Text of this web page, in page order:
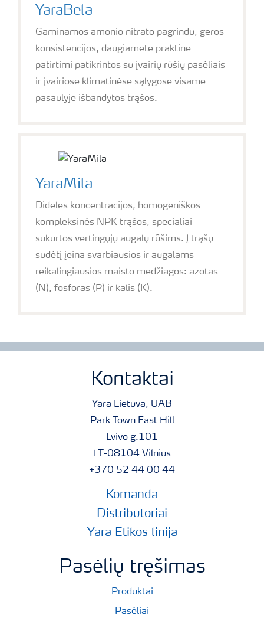
YaraBela
Gaminamos amonio nitrato pagrindu, geros
konsistencijos, daugiamete praktine
patirtimi patikrintos su įvairių rūšių pasėliais
ir įvairiose klimatinėse sąlygose visame
pasaulyje išbandytos trąšos.
YaraMila
Didelės koncentracijos, homogeniškos
kompleksinės NPK trąšos, specialiai
sukurtos vertingųjų augalų rūšims. Į trąšų
sudėtį įeina svarbiausios ir augalams
reikalingiausios maisto medžiagos: azotas
(N), fosforas (P) ir kalis (K).
Kontaktai
Yara Lietuva, UAB
Park Town East Hill
Lvivo g.101
LT-08104 Vilnius
+370 52 44 00 44
Komanda
Distributoriai
Yara Etikos linija
Pasėlių tręšimas
Produktai
Pasėliai